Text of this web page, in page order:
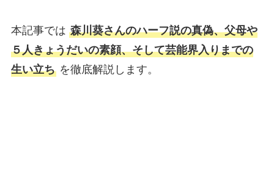
本記事では 森川葵さんのハーフ説の真偽、父母や
５人きょうだいの素顔、そして芸能界入りまでの
生い立ちを徹底解説します。